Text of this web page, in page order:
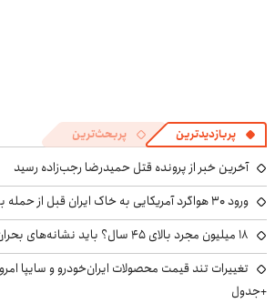
پربازدیدترین پربحث‌ترین
آخرین خبر از پرونده قتل حمیدرضا رجب‌زاده رسید
ورود ۳۰ هواگرد آمریکایی به خاک ایران قبل از حمله به بیت رهبری؟
۱۸ میلیون مجرد بالای ۴۵ سال؟ باید نشانه‌های بحران اجتماعی را جدی گرفت
+جدول